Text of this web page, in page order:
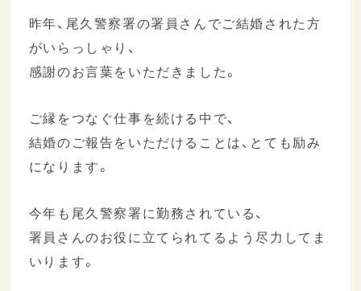
昨年、尾久警察署の署員さんでご結婚された方
がいらっしゃり、
感謝のお言葉をいただきました。
ご縁をつなぐ仕事を続ける中で、
結婚のご報告をいただけることは、とても励み
になります。
今年も尾久警察署に勤務されている、
署員さんのお役に立てられてるよう尽力してま
いります。